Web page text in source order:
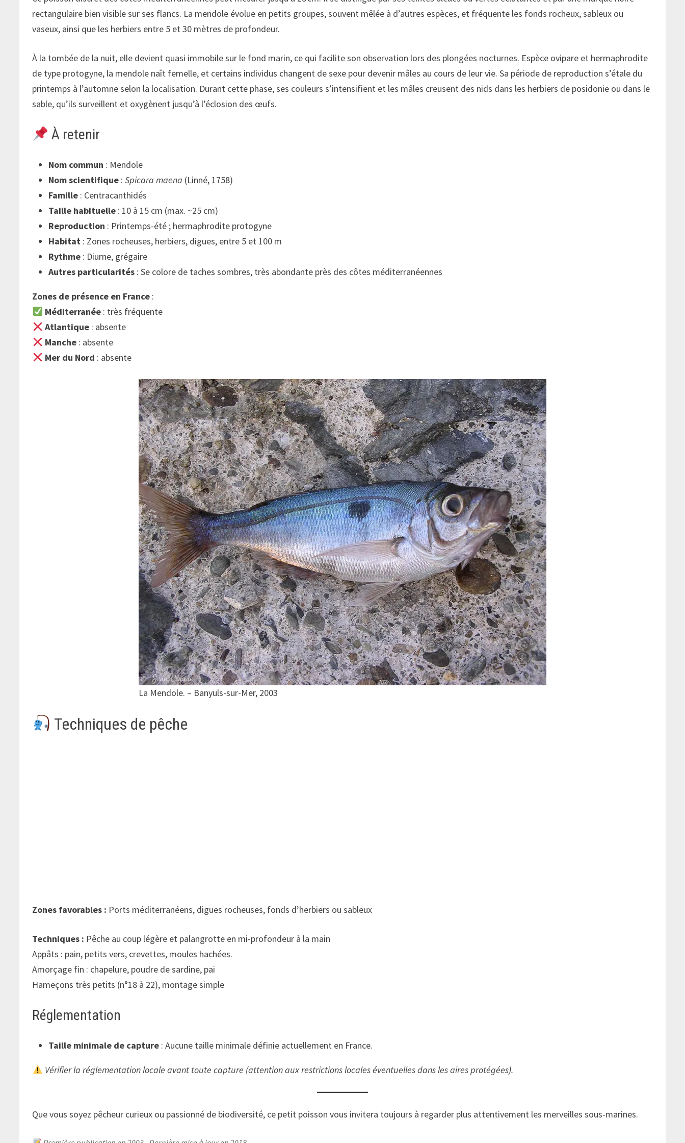
rectangulaire bien visible sur ses flancs. La mendole évolue en petits groupes, souvent mêlée à d’autres espèces, et fréquente les fonds rocheux, sableux ou
vaseux, ainsi que les herbiers entre 5 et 30 mètres de profondeur.
À la tombée de la nuit, elle devient quasi immobile sur le fond marin, ce qui facilite son observation lors des plongées nocturnes. Espèce ovipare et hermaphrodite
de type protogyne, la mendole naît femelle, et certains individus changent de sexe pour devenir mâles au cours de leur vie. Sa période de reproduction s’étale du
printemps à l’automne selon la localisation. Durant cette phase, ses couleurs s’intensifient et les mâles creusent des nids dans les herbiers de posidonie ou dans le
sable, qu’ils surveillent et oxygènent jusqu’à l’éclosion des œufs.
À retenir
Nom commun : Mendole
Nom scientifique :Spicara maena (Linné, 1758)
Famille : Centracanthidés
Taille habituelle : 10 à 15 cm (max. ~25 cm)
Reproduction : Printemps-été ; hermaphrodite protogyne
Habitat : Zones rocheuses, herbiers, digues, entre 5 et 100 m
Rythme : Diurne, grégaire
Autres particularités : Se colore de taches sombres, très abondante près des côtes méditerranéennes
Zones de présence en France :
Méditerranée: très fréquente
Atlantique: absente
Manche: absente
Mer du Nord : absente
La Mendole. – Banyuls-sur-Mer, 2003
Techniques de pêche
Zones favorables : Ports méditerranéens, digues rocheuses, fonds d’herbiers ou sableux
Techniques : Pêche au coup légère et palangrotte en mi-profondeur à la main
Appâts : pain, petits vers, crevettes, moules hachées.
Amorçage fin : chapelure, poudre de sardine, pai
Hameçons très petits (n°18 à 22), montage simple
Réglementation
Taille minimale de capture : Aucune taille minimale définie actuellement en France.
Vérifier la réglementation locale avant toute capture (attention aux restrictions locales éventuelles dans les aires protégées).
Que vous soyez pêcheur curieux ou passionné de biodiversité, ce petit poisson vous invitera toujours à regarder plus attentivement les merveilles sous-marines.